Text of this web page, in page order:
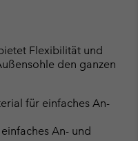
Flexibilität und
den ganzen
für einfaches An-
An- und